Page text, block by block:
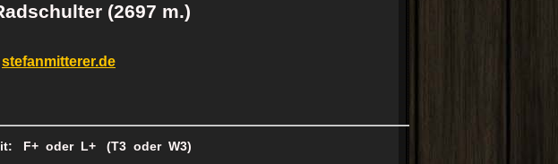
(2697 m.)
stefanmitterer.de
F+ oder L+ (T3 oder W3)